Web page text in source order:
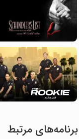
برنامه‌های مرتبط